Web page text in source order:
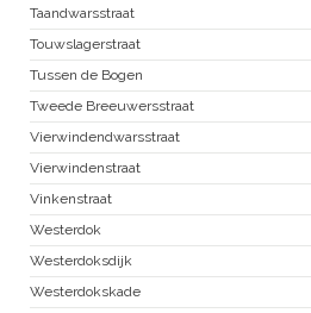
Taandwarsstraat
Touwslagerstraat
Tussen de Bogen
Tweede Breeuwersstraat
Vierwindendwarsstraat
Vierwindenstraat
Vinkenstraat
Westerdok
Westerdoksdijk
Westerdokskade